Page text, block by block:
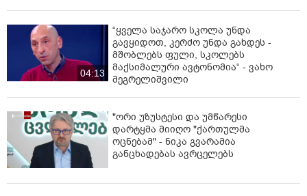
04:13
“ყველა საჯარო სკოლა უნდა
გავყიდოთ, კერძო უნდა გახდეს -
მშობლებს ფული, სკოლებს
მაქსიმალური ავტონომია“ - ვახო
მეგრელიშვილი
"ორი უზუსტესი და უმწარესი
დარტყმა მიიღო "ქართულმა
ოცნებამ" - ნიკა გვარამია
განცხადებას ავრცელებს